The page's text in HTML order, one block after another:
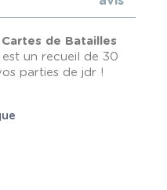
de Batailles
est un recueil de 30
parties de jdr !